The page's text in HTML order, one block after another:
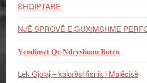
SHQIPTARE
NJË SPROVË E GUXIMSHME
𝐕𝐞𝐧𝐝𝐢𝐦𝐞𝐭 𝐐𝐞̈ 𝐍𝐝𝐫𝐲𝐬𝐡𝐮𝐚𝐧 𝐁𝐨𝐭𝐞̈𝐧
Lek Gjolaj – kalorësi fisnik i Malësisë